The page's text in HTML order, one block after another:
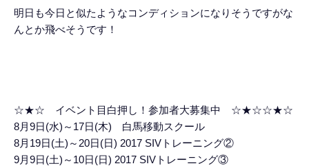
明日も今日と似たようなコンディションになりそうですがな
んとか飛べそうです！
☆★☆ イベント目白押し！参加者大募集中 ☆★☆☆★☆
8月9日(水)～17日(木) 白馬移動スクール
8月19日(土)～20日(日) 2017 SIVトレーニング②
9月9日(土)～10日(日) 2017 SIVトレーニング③